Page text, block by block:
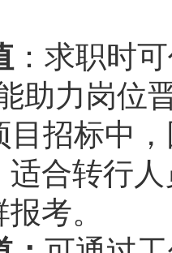
：求职时
助力岗位
招标中
适合转行
考。